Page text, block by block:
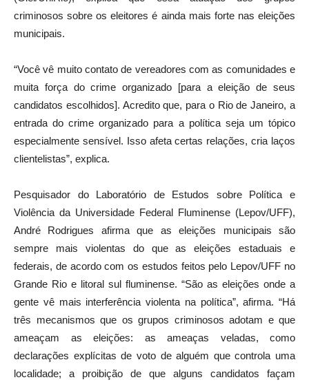
criminosos sobre os eleitores é ainda mais forte nas eleições
municipais.
“Você vê muito contato de vereadores com as comunidades e
muita força do crime organizado [para a eleição de seus
candidatos escolhidos]. Acredito que, para o Rio de Janeiro, a
entrada do crime organizado para a política seja um tópico
especialmente sensível. Isso afeta certas relações, cria laços
clientelistas”, explica.
Pesquisador do Laboratório de Estudos sobre Política e
Violência da Universidade Federal Fluminense (Lepov/UFF),
André Rodrigues afirma que as eleições municipais são
sempre mais violentas do que as eleições estaduais e
federais, de acordo com os estudos feitos pelo Lepov/UFF no
Grande Rio e litoral sul fluminense. “São as eleições onde a
gente vê mais interferência violenta na política”, afirma. “Há
três mecanismos que os grupos criminosos adotam e que
ameaçam as eleições: as ameaças veladas, como
declarações explícitas de voto de alguém que controla uma
localidade; a proibição de que alguns candidatos façam